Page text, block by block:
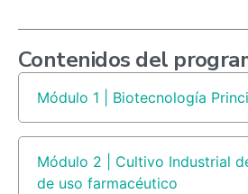
Contenidos del
Módulo 1 | Biotecnología
Módulo 2 | Cultivo Industrial
de uso farmacéutico